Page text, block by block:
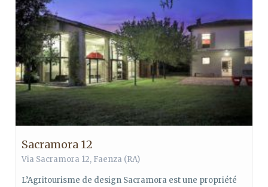
Sacramora 12
Via Sacramora 12, Faenza (RA)
L’Agritourisme de design Sacramora est une propriété